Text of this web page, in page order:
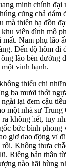
minh chính đại
cũng chả
mà thiên hạ đồn
viên đình mô
mất. Nam phụ lão
Đến độ hôm đi
lão bên đường
vinh hạnh.
thiếu chi
ba mươi thớt
lại đem cậu
một nhà sư
ra không hết, tuy
bức bình phong
giờ dao động vì
rối. Không thưa
Riêng bản thân
nào hãi hùng